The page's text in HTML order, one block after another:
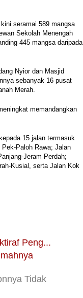
seramai 589 mangsa
Sekolah Menengah
445 mangsa daripada
Nyior dan Masjid
sebanyak 16 pusat
Merah.
memandangkan
15 jalan termasuk
Paloh Rawa; Jalan
Jeram Perdah;
Kusial, serta Jalan Kok
Peng...
Tidak